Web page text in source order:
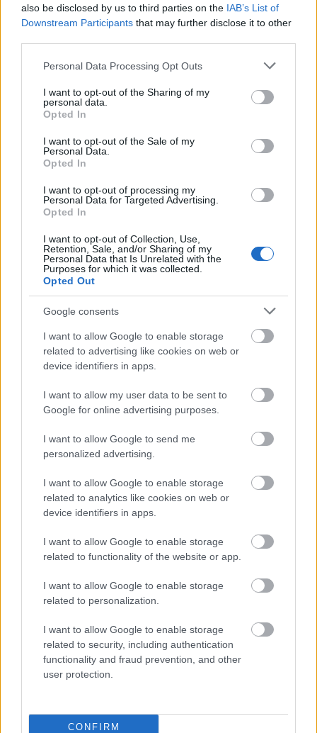
also be disclosed by us to third parties on the IAB’s List of
Downstream Participants that may further disclose it to other
Please note that this website/app uses one or more Google
not limited to your visit or usage behaviour. You may click to
grant or deny consent to Google and its third-party tags to
use your data for below specified purposes in below Google
consent section.
Personal Data Processing Opt Outs
I want to opt-out of the Sharing of my
personal data.
Opted In
I want to opt-out of the Sale of my
Personal Data.
Opted In
I want to opt-out of processing my
Personal Data for Targeted Advertising.
Opted In
I want to opt-out of Collection, Use,
Retention, Sale, and/or Sharing of my
Personal Data that Is Unrelated with the
Purposes for which it was collected.
Opted Out
Google consents
I want to allow Google to enable storage
related to advertising like cookies on web or
device identifiers in apps.
I want to allow my user data to be sent to
Google for online advertising purposes.
I want to allow Google to send me
personalized advertising.
I want to allow Google to enable storage
related to analytics like cookies on web or
device identifiers in apps.
I want to allow Google to enable storage
related to functionality of the website or app.
I want to allow Google to enable storage
related to personalization.
I want to allow Google to enable storage
related to security, including authentication
functionality and fraud prevention, and other
user protection.
CONFIRM
Helyi hírek dunaföldvár üzemépítés
üzemfejlesztés
technológia
innováció
AJÁNLJUK MÉG
Helyi hírek
Felújított üzletet nyitott Szekszárdon az Auchan
Amire többmillióan vártunk: szombattól másodfokúra
csökken a riasztás